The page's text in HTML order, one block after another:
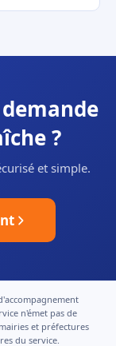
?
et simple.
n'émet pas de
et préfectures
du service.